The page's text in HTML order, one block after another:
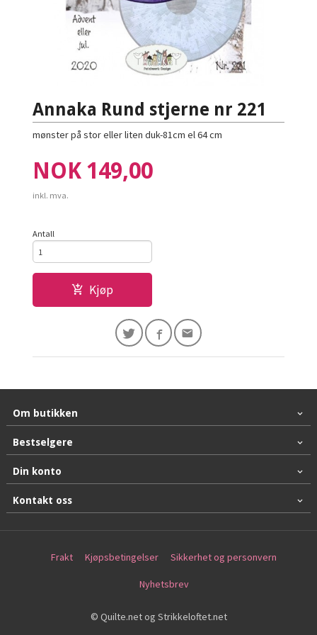
Annaka Rund stjerne nr 221
mønster på stor eller liten duk-81cm el 64 cm
Pris
NOK 149,00
inkl. mva.
Antall
Kjøp
Om butikken
Bestselgere
Din konto
Kontakt oss
Frakt Kjøpsbetingelser Sikkerhet og personvern
Nyhetsbrev
© Quilte.net og Strikkeloftet.net